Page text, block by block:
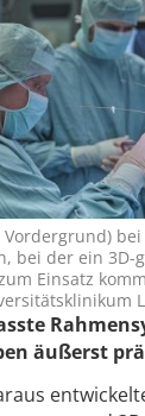
Vordergrund)
bei der ein 3D-
Einsatz
äußerst